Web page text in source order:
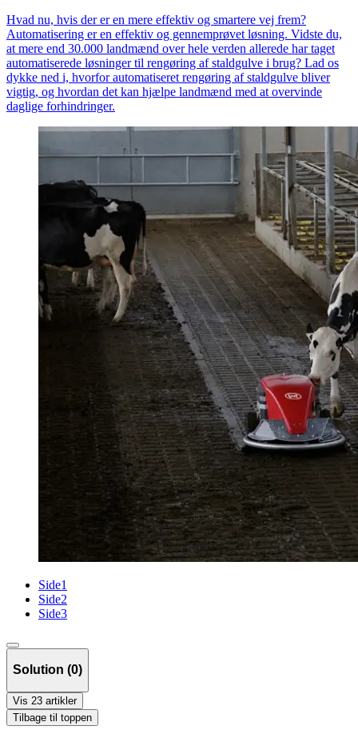
Hvad nu, hvis der er en mere effektiv og smartere vej frem?
Automatisering er en effektiv og gennemprøvet løsning. Vidste du,
at mere end 30.000 landmænd over hele verden allerede har taget
automatiserede løsninger til rengøring af staldgulve i brug? Lad os
dykke ned i, hvorfor automatiseret rengøring af staldgulve bliver
vigtig, og hvordan det kan hjælpe landmænd med at overvinde
daglige forhindringer.
Side1
Side2
Side3
Solution (0)
Vis 23 artikler
Tilbage til toppen